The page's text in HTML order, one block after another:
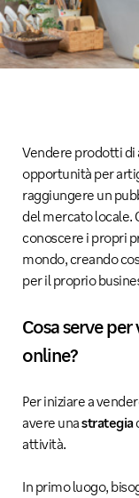
Vendere prodotti di
opportunità per
raggiungere un
del mercato locale.
conoscere i propri
mondo, creando
per il proprio
Cosa serve
online?
Per iniziare a
avere unastrategia
attività.
In primo luogo,